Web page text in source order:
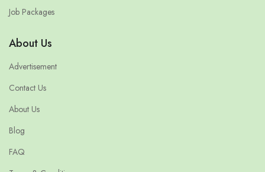
Job Packages
About Us
Advertisement
Contact Us
About Us
Blog
FAQ